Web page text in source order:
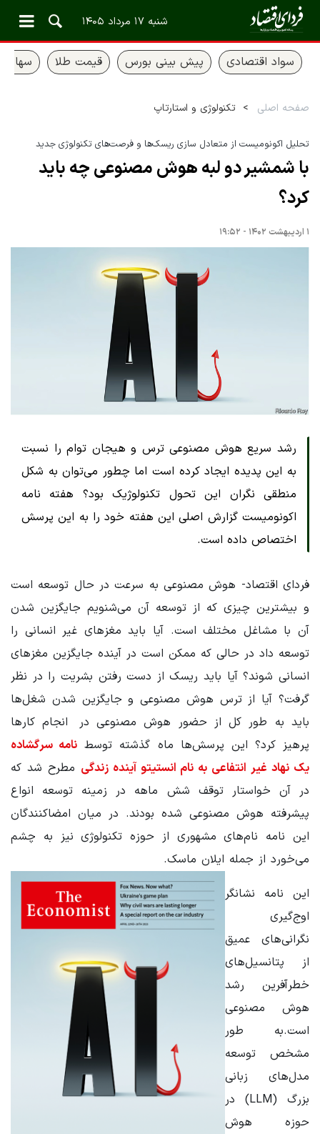
شنبه ۱۷ مرداد ۱۴۰۵
سواد اقتصادی پیش بینی بورس قیمت طلا سهام
صفحه اصلی تکنولوژی و استارتاپ
تحلیل اکونومیست از متعادل‌ سازی ریسک‌ها و فرصت‌های تکنولوژی جدید
با شمشیر دو لبه هوش مصنوعی چه باید
کرد؟
۱ اردیبهشت ۱۴۰۲ - ۱۹:۵۲
رشد سریع هوش مصنوعی ترس و هیجان توام را نسبت
به این پدیده ایجاد کرده است اما چطور می‌توان به شکل
منطقی نگران این تحول تکنولوژیک بود؟ هفته نامه
اکونومیست گزارش اصلی این هفته خود را به این پرسش
اختصاص داده است.
فردای اقتصاد- هوش مصنوعی به سرعت در حال توسعه است
و بیشترین چیزی که از توسعه آن می‌شنویم جایگزین شدن
آن با مشاغل مختلف است. آیا باید مغزهای غیر انسانی را
توسعه داد در حالی که ممکن است در آینده جایگزین مغزهای
انسانی شوند؟ آیا باید ریسک از دست رفتن بشریت را در نظر
گرفت؟ آیا از ترس هوش مصنوعی و جایگزین شدن شغل‌ها
باید به طور کل از حضور هوش مصنوعی در انجام کارها
پرهیز کرد؟ این پرسش‌ها ماه گذشته توسط نامه سرگشاده
یک نهاد غیر انتفاعی به نام انستیتو آینده زندگی مطرح شد که
در آن خواستار توقف شش ماهه در زمینه توسعه انواع
پیشرفته هوش مصنوعی شده بودند. در میان امضاکنندگان
این نامه نام‌های مشهوری از حوزه تکنولوژی نیز به چشم
می‌خورد از جمله ایلان ماسک.
این نامه نشانگر
اوج‌گیری
نگرانی‌های عمیق
از پتانسیل‌های
خطرآفرین رشد
هوش مصنوعی
است.به طور
مشخص توسعه
مدل‌های زبانی
بزرگ (LLM) در
حوزه هوش